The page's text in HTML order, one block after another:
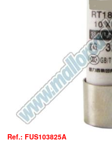
Ref.: FUS103825A